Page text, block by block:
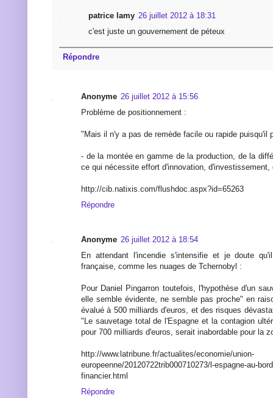
patrice lamy 26 juillet 2012 à 18:31
c'est juste un gouvernement de péteux
Répondre
Anonyme 26 juillet 2012 à 15:56
Problème de positionnement :
"Mais il n'y a pas de remède facile ou rapide puisqu'il
- de la montée en gamme de la production, de la
ce qui nécessite effort d'innovation,
http://cib.natixis.com/flushdoc.aspx?id=65263
Répondre
Anonyme 26 juillet 2012 à 18:54
En attendant l'incendie s'intensifie et je doute
française, comme les nuages de Tchernobyl :
Pour Daniel Pingarron toutefois, l'hypothèse d'un
elle semble évidente, ne semble pas proche" en
évalué à 500 milliards d'euros, et des risques
"Le sauvetage total de l'Espagne et la contagion
pour 700 milliards d'euros, serait inabordable pour la
http://www.latribune.fr/actualites/economie/union-
europeenne/20120722trib000710273/l-espagne-au-
financier.html
Répondre